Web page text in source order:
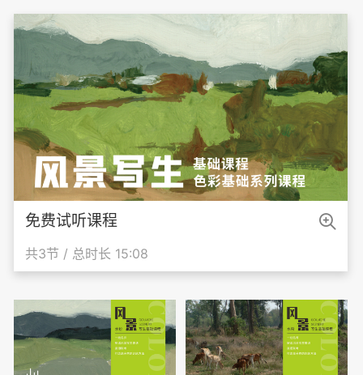
免费试听课程
共3节 / 总时长 15:08
